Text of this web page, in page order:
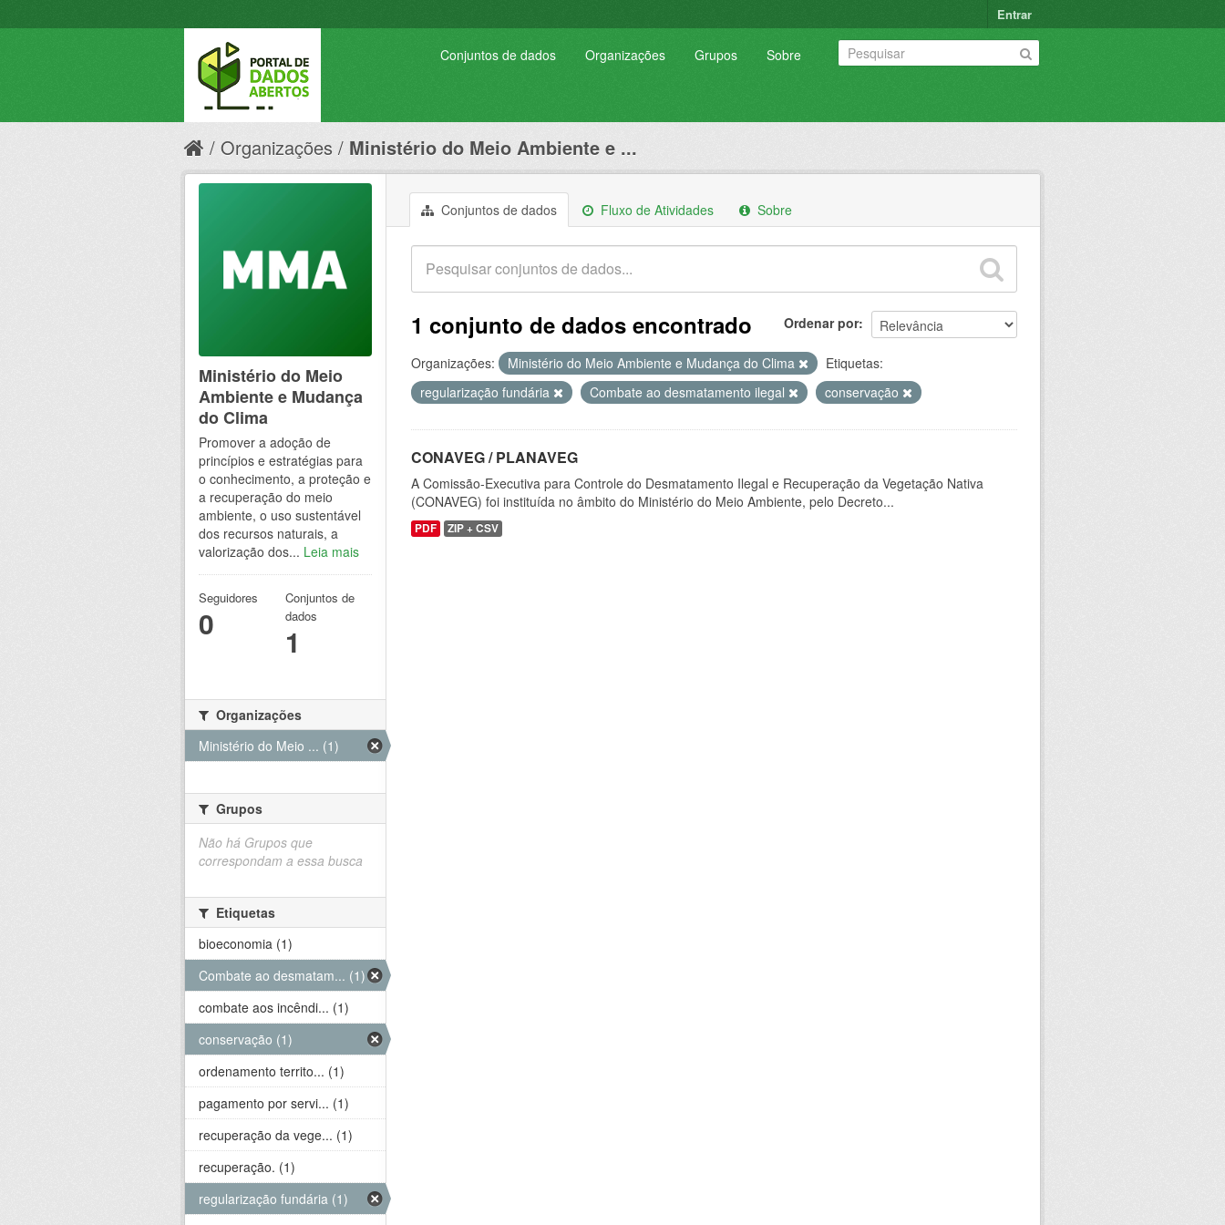
Entrar
Conjuntos de dados Organizações Grupos Sobre
Organizações Ministério do Meio Ambiente e ...
Conjuntos de dados Fluxo de Atividades Sobre
Ordenar por
1 conjunto de dados encontrado
Organizações: Ministério do Meio Ambiente e Mudança do Clima
Etiquetas:
regularização fundária
Combate ao desmatamento ilegal conservação
CONAVEG / PLANAVEG
A Comissão-Executiva para Controle do Desmatamento Ilegal e Recuperação da Vegetação Nativa
(CONAVEG) foi instituída no âmbito do Ministério do Meio Ambiente, pelo Decreto...
PDF ZIP + CSV
Ministério do Meio
Ambiente e Mudança
do Clima
Promover a adoção de
princípios e estratégias para
o conhecimento, a proteção e
a recuperação do meio
ambiente, o uso sustentável
dos recursos naturais, a
valorização dos... Leia mais
Seguidores
0
Conjuntos de
dados
1
Organizações
Ministério do Meio ... (1)
Grupos
Não há Grupos que
correspondam a essa busca
Etiquetas
bioeconomia (1)
Combate ao desmatam... (1)
combate aos incêndi... (1)
conservação (1)
ordenamento territo... (1)
pagamento por servi... (1)
recuperação da vege... (1)
recuperação. (1)
regularização fundária (1)